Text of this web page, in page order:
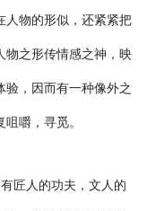
人物的形似，还紧紧把
物之形传情感之神，映
验，因而有一种像外之
嚼，寻觅。
匠人的功夫，文人的